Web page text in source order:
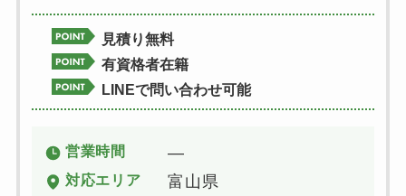
見積り無料
有資格者在籍
LINEで問い合わせ可能
営業時間 ―
対応エリア 富山県